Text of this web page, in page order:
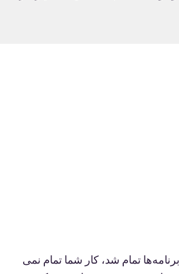
تمام شد، کار شما تمام نمی